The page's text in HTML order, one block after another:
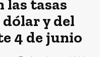
las tasas
y del
4 de junio